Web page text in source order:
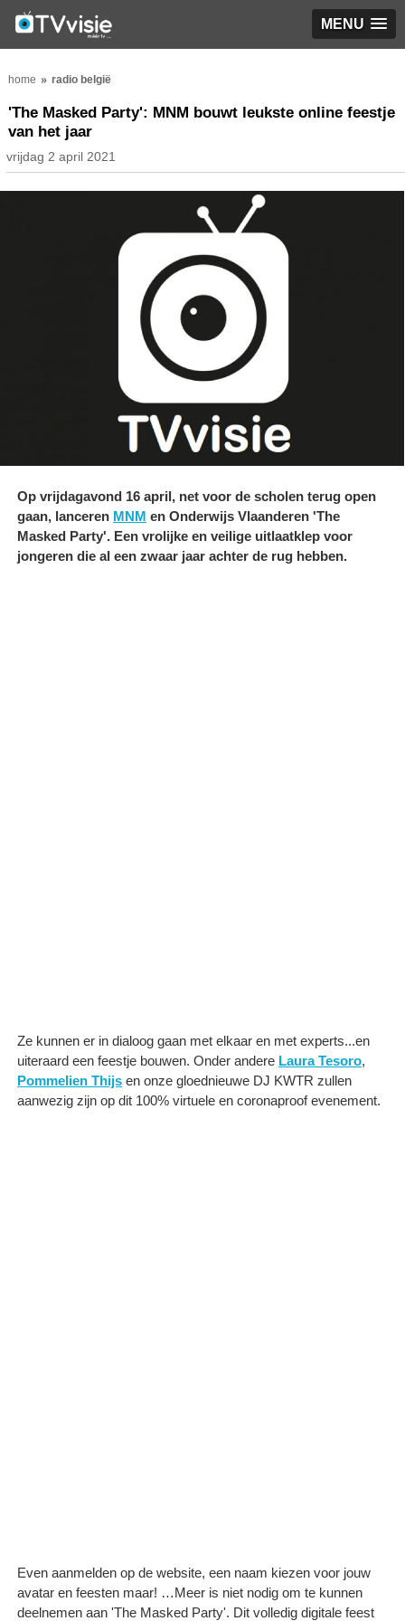
MENU
home radio belgië
'The Masked Party': MNM bouwt leukste online feestje
van het jaar
vrijdag 2 april 2021
Op vrijdagavond 16 april, net voor de scholen terug open
gaan, lanceren MNM en Onderwijs Vlaanderen 'The
Masked Party'. Een vrolijke en veilige uitlaatklep voor
jongeren die al een zwaar jaar achter de rug hebben.
Ze kunnen er in dialoog gaan met elkaar en met experts...en
uiteraard een feestje bouwen. Onder andere Laura Tesoro,
Pommelien Thijs en onze gloednieuwe DJ KWTR zullen
aanwezig zijn op dit 100% virtuele en coronaproof evenement.
Even aanmelden op de website, een naam kiezen voor jouw
avatar en feesten maar! …Meer is niet nodig om te kunnen
deelnemen aan 'The Masked Party'. Dit volledig digitale feest